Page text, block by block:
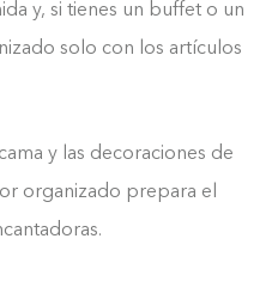
y, si tienes un buffet o un
solo con los artículos
y las decoraciones de
organizado prepara el